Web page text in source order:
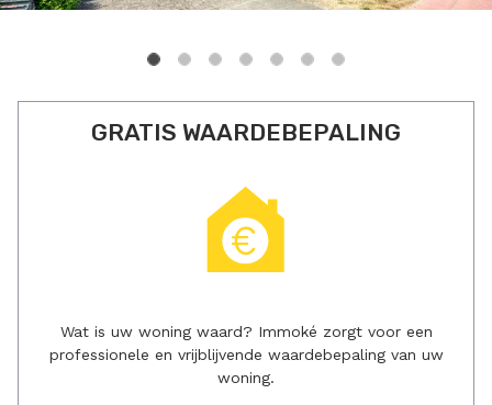
GRATIS WAARDEBEPALING
Wat is uw woning waard? Immoké zorgt voor een
professionele en vrijblijvende waardebepaling van uw
woning.